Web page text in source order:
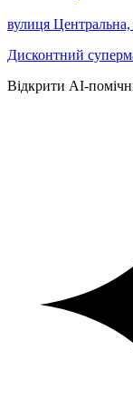
вулиця
Дисконтний
Відкрити AI-